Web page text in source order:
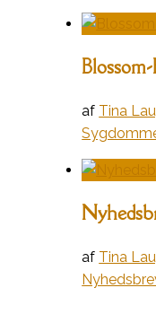
af Tina
af Tina